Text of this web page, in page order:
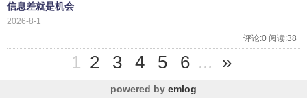
信息差就是机会
2026-8-1
评论:0 阅读:38
1 2 3 4 5 6 ... »
powered by emlog